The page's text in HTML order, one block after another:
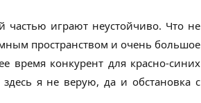
частью играют неустойчиво. Что не
пространством и очень большое
время конкурент для красно-синих
я не верую, да и обстановка с